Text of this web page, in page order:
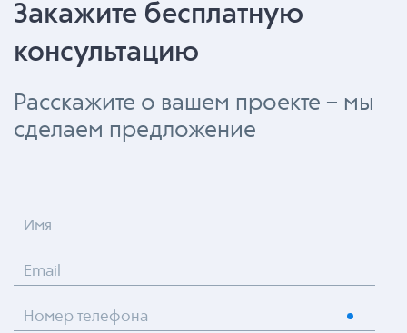
Закажите бесплатную
консультацию
Расскажите о вашем проекте – мы
сделаем предложение
Имя
Email
Номер телефона